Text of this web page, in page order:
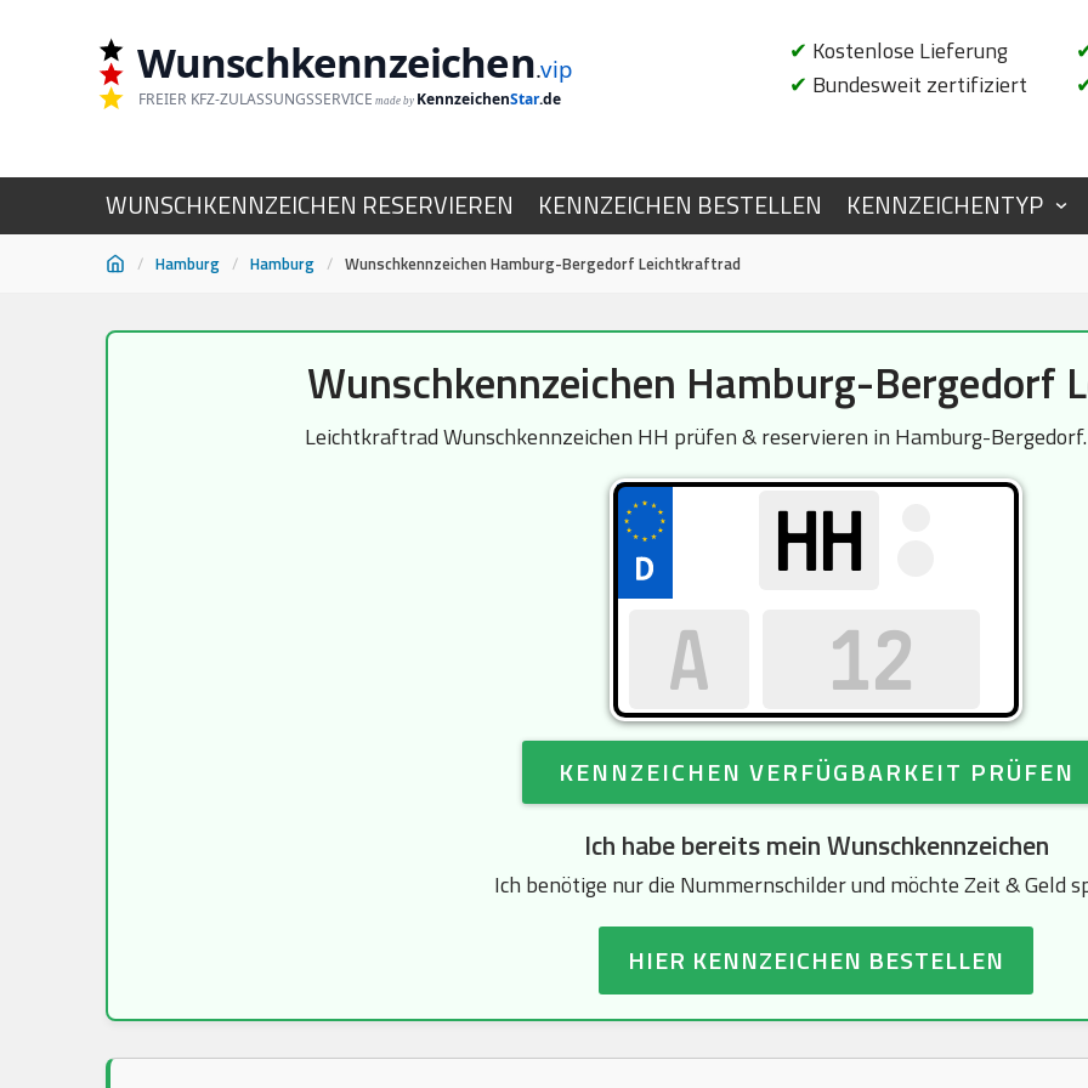
Wunschkennzeichen.vip
FREIER KFZ-ZULASSUNGSSERVICE made by KennzeichenStar.de
✔ Kostenlose Lieferung
✔ Bundesweit zertifiziert
WUNSCHKENNZEICHEN RESERVIEREN KENNZEICHEN BESTELLEN KENNZEICHENTYP
/ Hamburg / Hamburg / Wunschkennzeichen Hamburg-Bergedorf Leichtkraftrad
Wunschkennzeichen Hamburg-Bergedorf
Leichtkraftrad Wunschkennzeichen HH prüfen & reservieren in Hamburg-
KENNZEICHEN VERFÜGBARKEIT PRÜFEN
Ich habe bereits mein Wunschkennzeichen
Ich benötige nur die Nummernschilder und möchte Zeit & Geld
HIER KENNZEICHEN BESTELLEN